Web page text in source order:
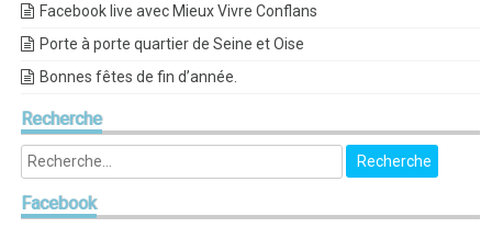
Facebook live avec Mieux Vivre Conflans
Porte à porte quartier de Seine et Oise
Bonnes fêtes de fin d’année.
Recherche
Facebook